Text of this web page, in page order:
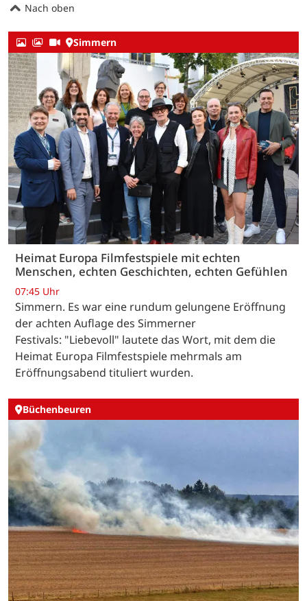
Nach oben
Simmern
Heimat Europa Filmfestspiele mit echten
Menschen, echten Geschichten, echten Gefühlen
07:45 Uhr
Simmern. Es war eine rundum gelungene Eröffnung
der achten Auflage des Simmerner
Festivals: "Liebevoll" lautete das Wort, mit dem die
Heimat Europa Filmfestspiele mehrmals am
Eröffnungsabend tituliert wurden.
Büchenbeuren